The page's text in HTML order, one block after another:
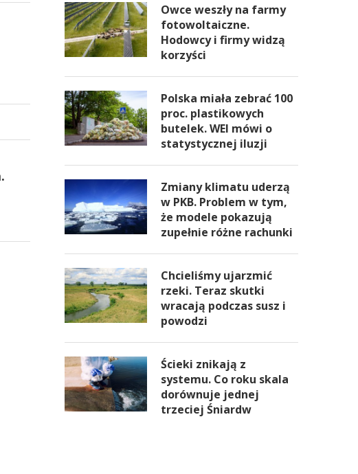
Owce weszły na farmy
fotowoltaiczne.
Hodowcy i firmy widzą
korzyści
Polska miała zebrać 100
proc. plastikowych
butelek. WEI mówi o
statystycznej iluzji
Zmiany klimatu uderzą
w PKB. Problem w tym,
że modele pokazują
zupełnie różne rachunki
Chcieliśmy ujarzmić
rzeki. Teraz skutki
wracają podczas susz i
powodzi
Ścieki znikają z
systemu. Co roku skala
dorównuje jednej
trzeciej Śniardw